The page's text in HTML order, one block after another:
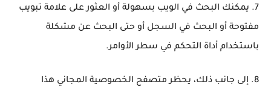
7. يمكنك البحث في الويب بسهولة أو العثور على علامة تبويب
مفتوحة أو البحث في السجل أو حتى البحث عن مشكلة
باستخدام أداة التحكم في سطر الأوامر.
8. إلى جانب ذلك، يحظر متصفح الخصوصية المجاني هذا